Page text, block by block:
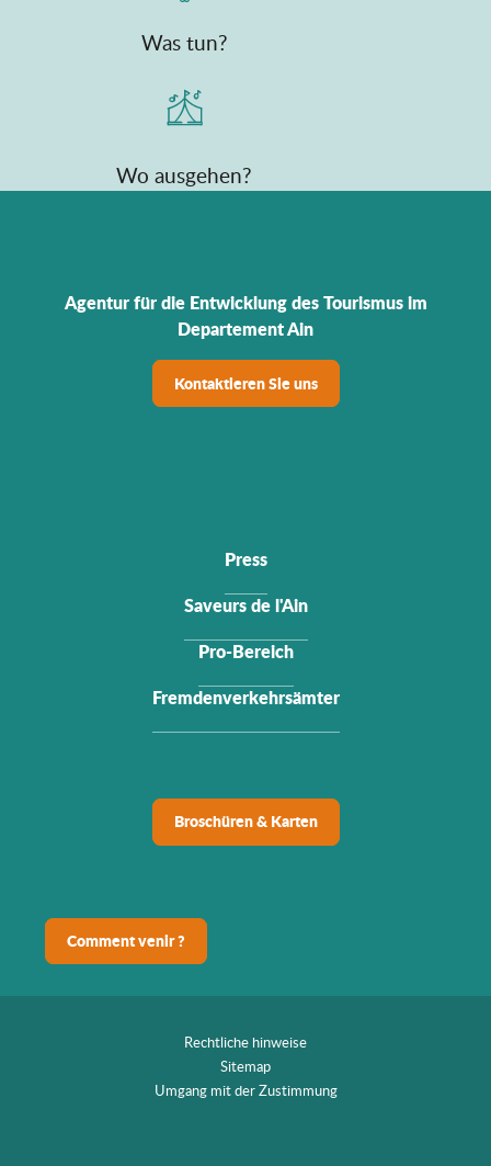
Was tun?
Wo ausgehen?
Agentur für die Entwicklung des Tourismus im
Departement Ain
Kontaktieren Sie uns
Press
Saveurs de l'Ain
Pro-Bereich
Fremdenverkehrsämter
Broschüren & Karten
Comment venir ?
Rechtliche hinweise
Sitemap
Umgang mit der Zustimmung